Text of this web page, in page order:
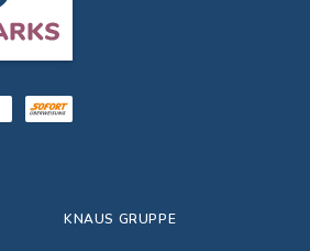
KNAUS GRUPPE